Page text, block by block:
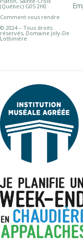
(Québec) G0S 2H0
Comment vous rendre
© 2024 – Tous droits
réservés, Domaine Joly-De
Lotbinière